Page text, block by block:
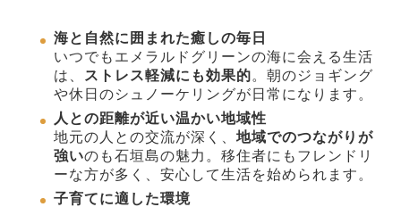
海と自然に囲まれた癒しの毎日
いつでもエメラルドグリーンの海に会える生活
は、
ストレス軽減にも効果的。朝のジョギング
や休日のシュノーケリングが日常になります。
人との距離が近い温かい地域性
地元の人との交流が深く、 地域でのつながりが
強いのも石垣島の魅力。移住者にもフレンドリ
ーな方が多く、安心して生活を始められます。
子育てに適した環境